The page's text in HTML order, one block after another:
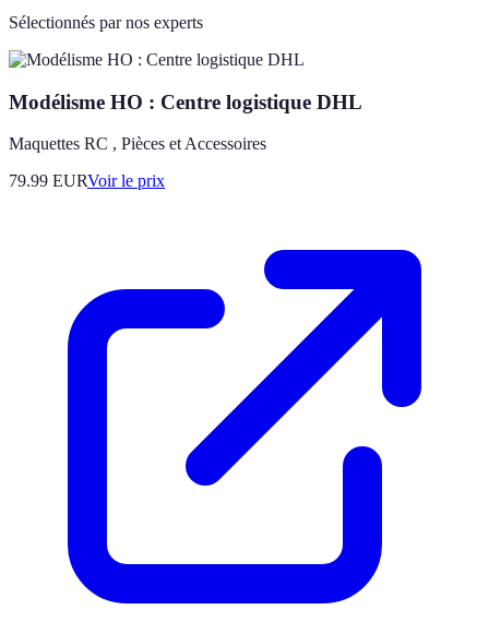
Sélectionnés par nos experts
Modélisme HO : Centre logistique DHL
Maquettes RC , Pièces et Accessoires
79.99 EURVoir le prix